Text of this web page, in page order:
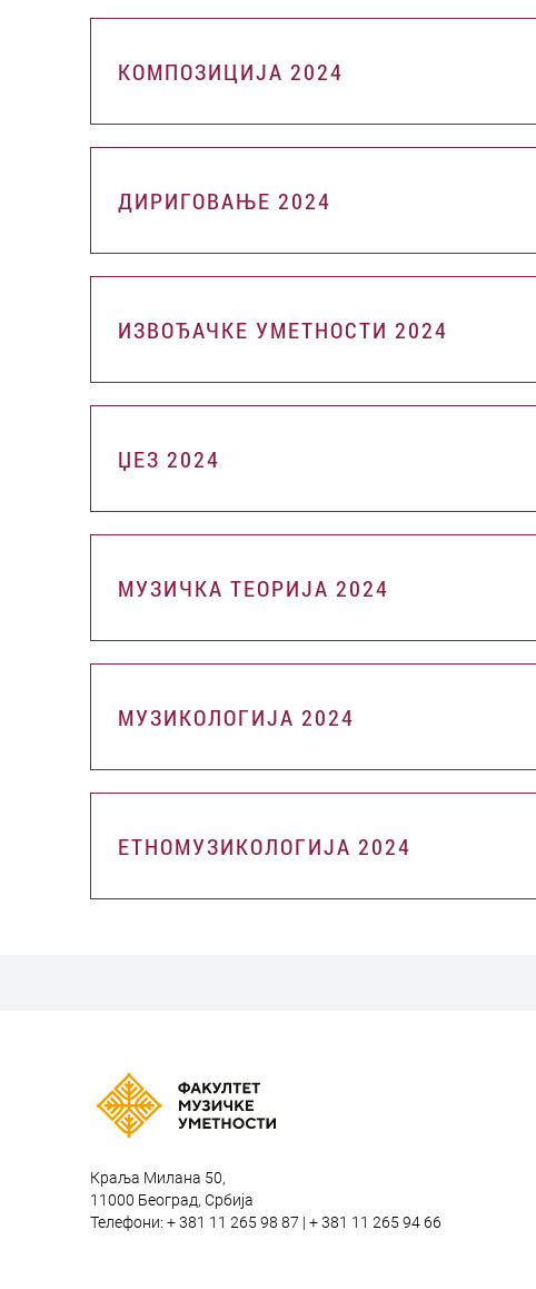
КОМПОЗИЦИЈА 2024
ДИРИГОВАЊЕ 2024
ИЗВОЂАЧКЕ УМЕТНОСТИ 2024
ЏЕЗ 2024
МУЗИЧКА ТЕОРИЈА 2024
МУЗИКОЛОГИЈА 2024
ЕТНОМУЗИКОЛОГИЈА 2024
Краља Милана 50,
11000 Београд, Србија
Телефони: + 381 11 265 98 87 | + 381 11 265 94 66